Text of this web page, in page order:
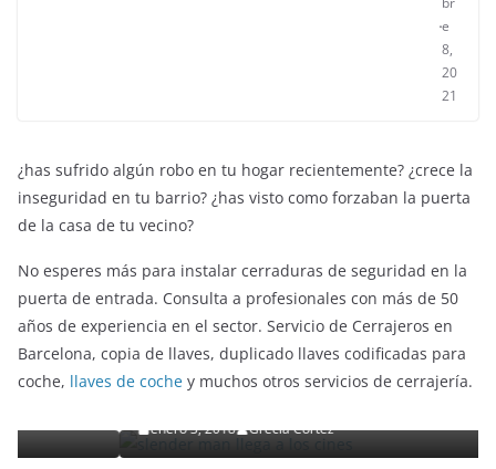
e
8,
20
21
¿has sufrido algún robo en tu hogar recientemente? ¿crece la
inseguridad en tu barrio? ¿has visto como forzaban la puerta
de la casa de tu vecino?
No esperes más para instalar cerraduras de seguridad en la
puerta de entrada. Consulta a profesionales con más de 50
años de experiencia en el sector. Servicio de Cerrajeros en
Barcelona, copia de llaves, duplicado llaves codificadas para
coche, llaves de coche y muchos otros servicios de cerrajería.
ENTRETENIMIENTO Y CURIOSIDADES LIBROS CINE Y TV
Slender Man llega al cine y te mostramos todos los
detalles
enero 3, 2018 Grecia Cortez